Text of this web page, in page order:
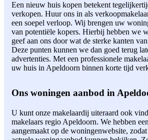
Een nieuw huis kopen betekent
verkopen. Huur ons in als
een soepel verloop. Wij brengen uw
van potentiële kopers. Hierbij hebben we
geef aan ons door wat de sterke kanten
Deze punten kunnen we dan goed terug
advertenties. Met een professionele
uw huis in Apeldoorn binnen korte tijd
Ons woningen aanbod in
U kunt onze makelaardij uiteraard ook
makelaars regio Apeldoorn. We hebben
aangemaakt op de woningenwebsite,